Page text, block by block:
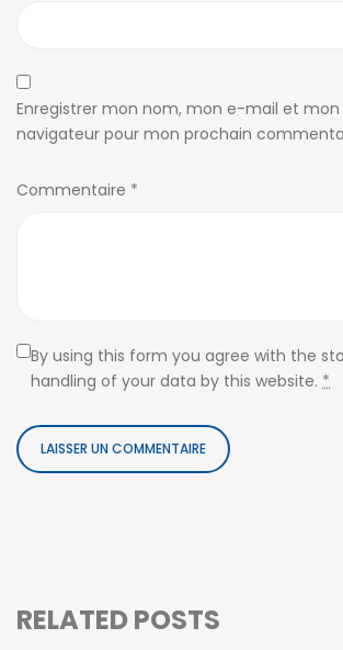
Enregistrer mon nom, mon e-mail et mon
navigateur pour mon prochain
Commentaire *
By using this form you agree with the
handling of your data by this website. *
RELATED POSTS